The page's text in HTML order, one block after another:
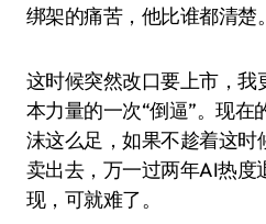
绑架的痛苦，他比谁都清楚。
这时候突然改口要上市，我
本力量的一次“倒逼”。现在
沫这么足，如果不趁着这时
卖出去，万一过两年AI热度
现，可就难了。